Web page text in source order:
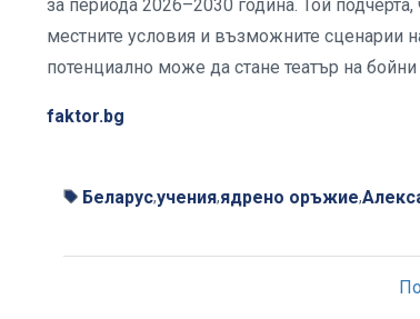
за периода 2026–2030 година. Той
местните условия и възможните сценарии
потенциално може да стане театър на
faktor.bg
Беларус,учения,ядрено оръжие,